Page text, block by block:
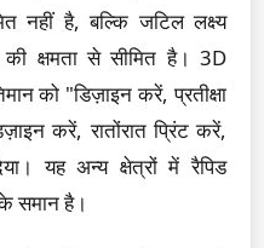
नहीं है, बल्कि जटिल लक्ष्य
की क्षमता से सीमित है। 3D
को "डिज़ाइन करें, प्रतीक्षा
करें, रातोंरात प्रिंट करें,
यह अन्य क्षेत्रों में रैपिड
के समान है।